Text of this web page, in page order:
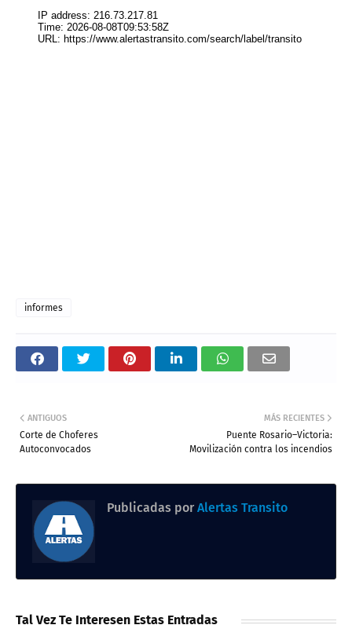
informes
MÁS RECIENTES
Puente Rosario–Victoria:
Movilización contra los incendios
ANTIGUOS
Corte de Choferes
Autoconvocados
Publicadas por Alertas Transito
Tal Vez Te Interesen Estas Entradas